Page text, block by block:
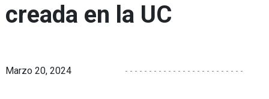
creada en la UC
Marzo 20, 2024